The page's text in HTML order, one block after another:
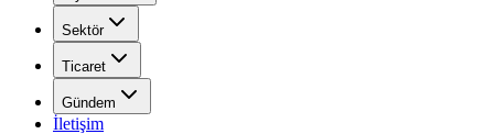
Sektör
Ticaret
Gündem
İletişim